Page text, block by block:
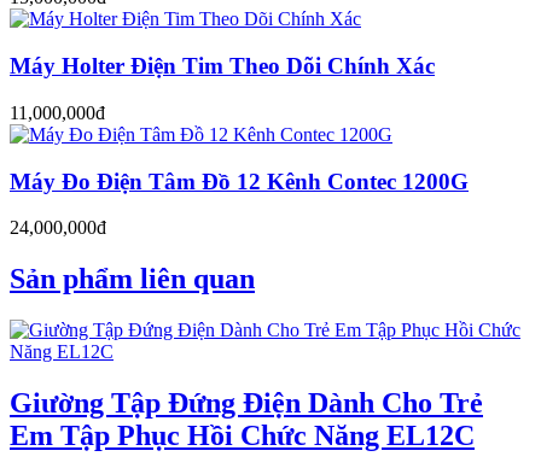
Máy Holter Điện Tim Theo Dõi Chính Xác
11,000,000đ
Máy Đo Điện Tâm Đồ 12 Kênh Contec 1200G
24,000,000đ
Sản phẩm liên quan
Giường Tập Đứng Điện Dành Cho Trẻ
Em Tập Phục Hồi Chức Năng EL12C